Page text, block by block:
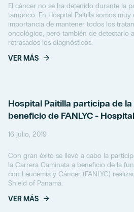
El cáncer no se ha detenido durante la
tampoco. En Hospital Paitilla somos muy
importancia de mantener todos los
oncológico, pero también de detectarlo
retrasados los diagnósticos.
VER MÁS
Hospital Paitilla participa de
beneficio de FANLYC -
16 julio, 2019
Con gran éxito se llevó a cabo la
la Carrera Caminata a beneficio de la
con Leucemia y Cáncer (FANLYC)
Shield of Panamá.
VER MÁS